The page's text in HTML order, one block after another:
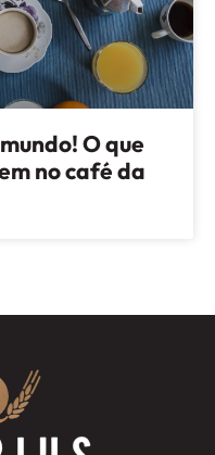
O que
no café da